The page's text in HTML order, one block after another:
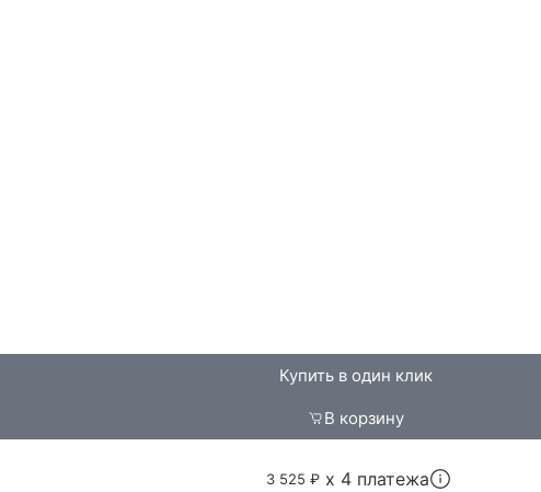
Купить в один клик
В корзину
3 525 ₽ x 4 платежа